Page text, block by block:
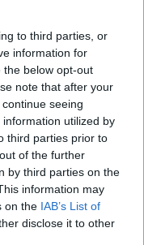
to third parties, or
information for
the below opt-out
note that after your
seeing
utilized by
third parties prior to
of the further
by third parties on the
information may
on the IAB’s List of
disclose it to other
ret. Med de
et flot og
sit tilbehør